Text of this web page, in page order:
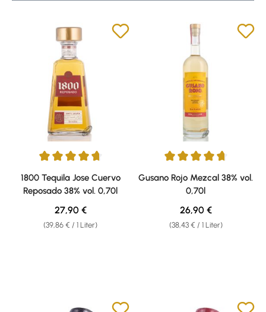
Durchschnittliche Bewertung von 4.79 von 5 Sternen
1800 Tequila Jose Cuervo
Reposado 38% vol. 0,70l
(39,86 € / 1 Liter)
Regulärer Preis:
27,90 €
Durchschnittliche Bewertung
Gusano Rojo Mezcal 38% vol.
0,70l
(38,43 € / 1 Liter)
Regulärer Preis:
26,90 €